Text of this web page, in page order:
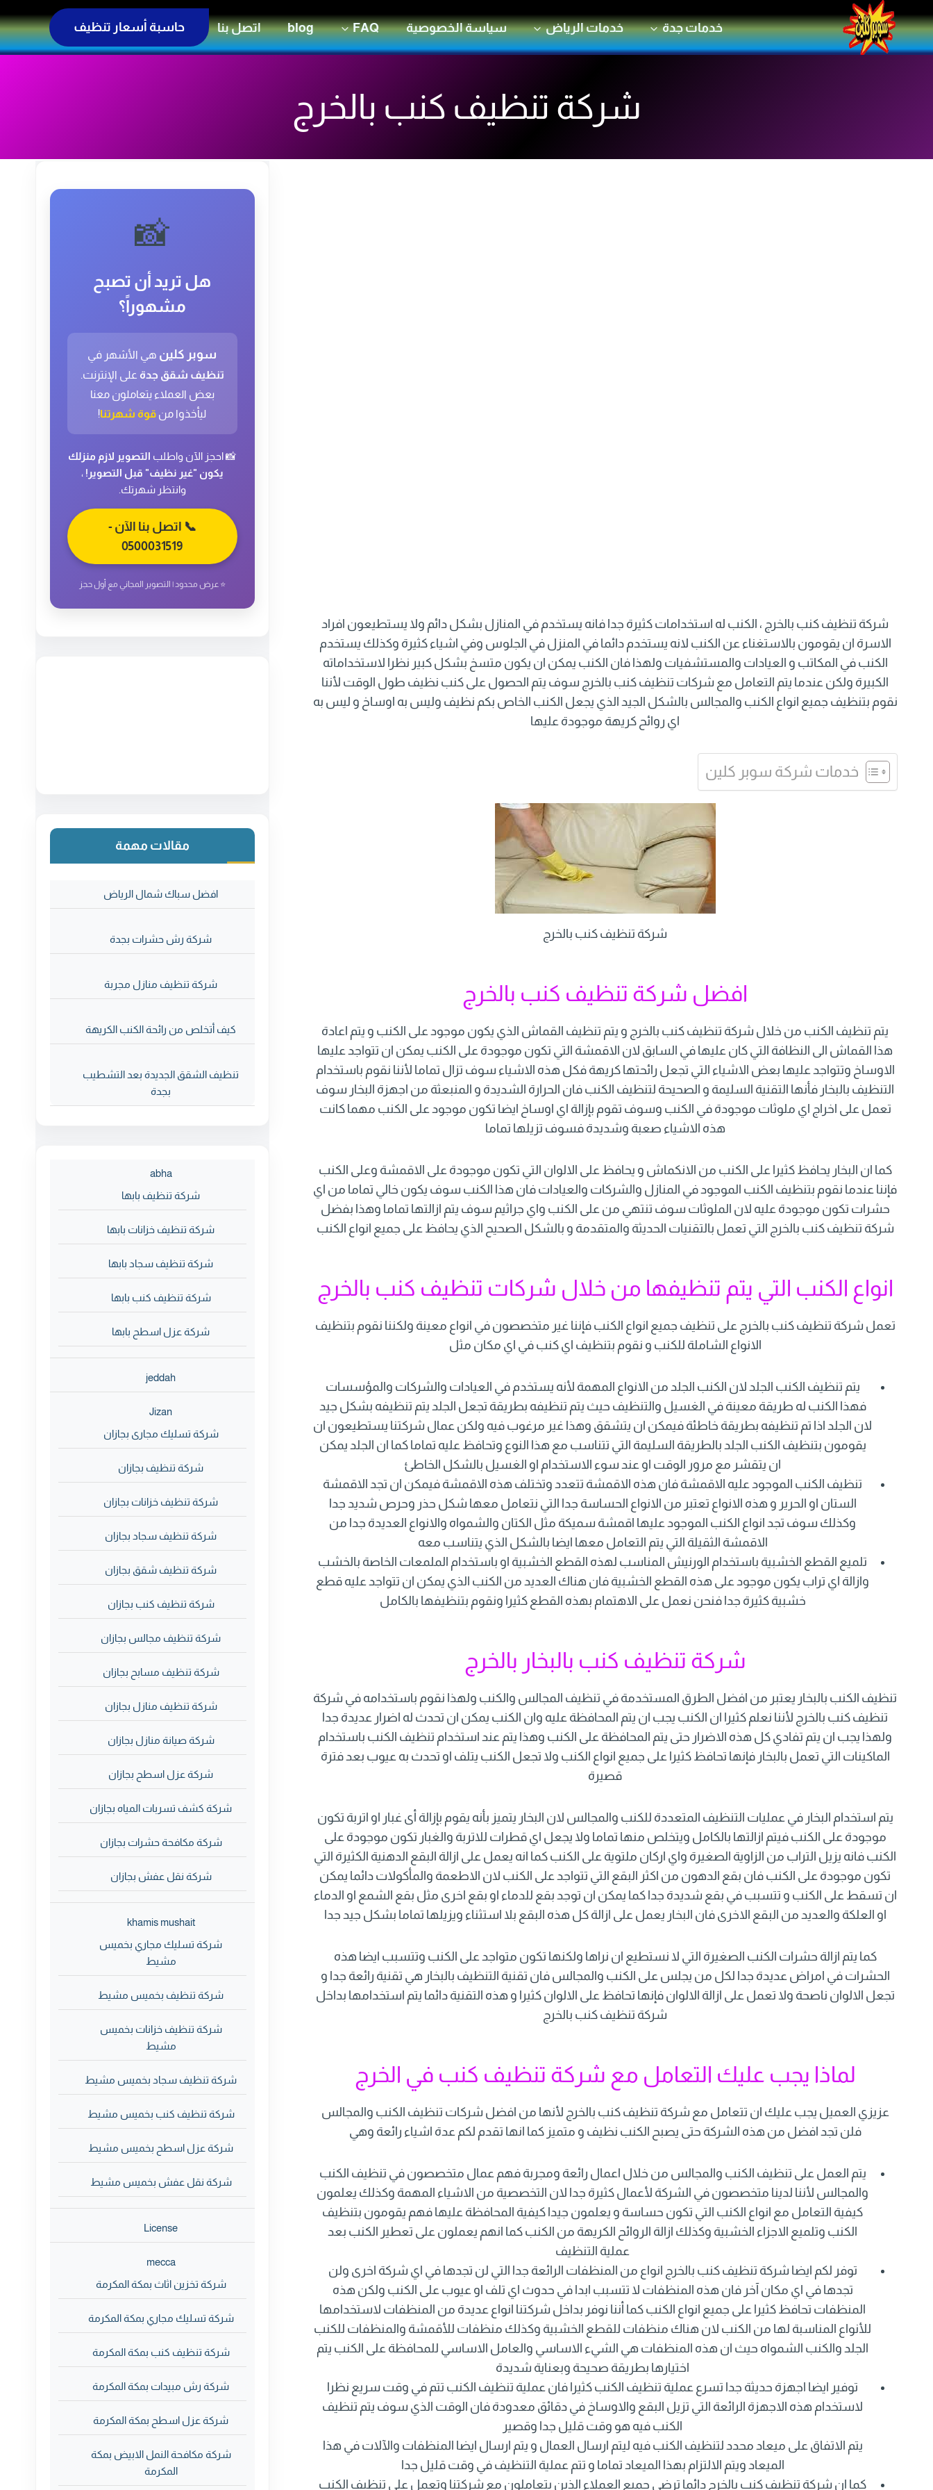
إلى
المحتوى
خدمات جدة خدمات الرياض سياسة الخصوصية FAQ
blog اتصل بنا حاسبة أسعار تنظيف
شركة تنظيف كنب بالخرج
شركة تنظيف كنب بالخرج ، الكنب له استخدامات كثيرة جدا فانه يستخدم في المنازل بشكل دائم ولا يستطيعون افراد
الاسرة ان يقومون بالاستغناء عن الكنب لانه يستخدم دائما في المنزل في الجلوس وفي اشياء كثيرة وكذلك يستخدم
الكنب في المكاتب و العيادات والمستشفيات ولهذا فان الكنب يمكن ان يكون متسخ بشكل كبير نظرا لاستخداماته
الكبيرة ولكن عندما يتم التعامل مع شركات تنظيف كنب بالخرج سوف يتم الحصول على كنب نظيف طول الوقت لأننا
نقوم بتنظيف جميع انواع الكنب والمجالس بالشكل الجيد الذي يجعل الكنب الخاص بكم نظيف وليس به اوساخ و ليس به
اي روائح كريهة موجودة عليها
خدمات شركة سوبر كلين
شركة تنظيف كنب بالخرج
افضل شركة تنظيف كنب بالخرج
يتم تنظيف الكنب من خلال شركة تنظيف كنب بالخرج و يتم تنظيف القماش الذي يكون موجود على الكنب و يتم اعادة
هذا القماش الى النظافة التي كان عليها في السابق لان الاقمشة التي تكون موجودة على الكنب يمكن ان تتواجد عليها
الاوساخ وتتواجد عليها بعض الاشياء التي تجعل رائحتها كريهة فكل هذه الاشياء سوف تزال تماما لأننا نقوم باستخدام
التنظيف بالبخار فأنها التقنية السليمة و الصحيحة لتنظيف الكنب فان الحرارة الشديدة و المنبعثة من اجهزة البخار سوف
تعمل على اخراج اي ملوثات موجودة في الكنب وسوف تقوم بإزالة اي اوساخ ايضا تكون موجود على الكنب مهما كانت
هذه الاشياء صعبة وشديدة فسوف تزيلها تماما
كما ان البخار يحافظ كثيرا على الكنب من الانكماش و يحافظ على الالوان التي تكون موجودة على الاقمشة وعلى الكنب
فإننا عندما نقوم بتنظيف الكنب الموجود في المنازل والشركات والعيادات فان هذا الكنب سوف يكون خالي تماما من اي
حشرات تكون موجودة عليه لان الملوثات سوف تنتهي من على الكنب واي جراثيم سوف يتم ازالتها تماما وهذا بفضل
شركة تنظيف كنب بالخرج التي تعمل بالتقنيات الحديثة والمتقدمة و بالشكل الصحيح الذي يحافظ على جميع انواع الكنب
انواع الكنب التي يتم تنظيفها من خلال شركات تنظيف كنب بالخرج
تعمل شركة تنظيف كنب بالخرج على تنظيف جميع انواع الكنب فإننا غير متخصصون في انواع معينة ولكننا نقوم بتنظيف
الانواع الشاملة للكنب و نقوم بتنظيف اي كنب في اي مكان مثل
يتم تنظيف الكنب الجلد لان الكنب الجلد من الانواع المهمة لأنه يستخدم في العيادات والشركات والمؤسسات
فهذا الكنب له طريقة معينة في الغسيل والتنظيف حيث يتم تنظيفه بطريقة تجعل الجلد يتم تنظيفه بشكل جيد
لان الجلد اذا تم تنظيفه بطريقة خاطئة فيمكن ان يتشقق وهذا غير مرغوب فيه ولكن عمال شركتنا يستطيعون ان
يقومون بتنظيف الكنب الجلد بالطريقة السليمة التي تتناسب مع هذا النوع وتحافظ عليه تماما كما ان الجلد يمكن
ان يتقشر مع مرور الوقت او عند سوء الاستخدام او الغسيل بالشكل الخاطئ
تنظيف الكنب الموجود عليه الاقمشة فان هذه الاقمشة تتعدد وتختلف هذه الاقمشة فيمكن ان تجد الاقمشة
الستان او الحرير و هذه الانواع تعتبر من الانواع الحساسة جدا التي نتعامل معها شكل حذر وحرص شديد جدا
وكذلك سوف تجد انواع الكنب الموجود عليها اقمشة سميكة مثل الكتان والشمواه والانواع العديدة جدا من
الاقمشة الثقيلة التي يتم التعامل معها ايضا بالشكل الذي يتناسب معه
تلميع القطع الخشبية باستخدام الورنيش المناسب لهذه القطع الخشبية او باستخدام الملمعات الخاصة بالخشب
وازالة اي تراب يكون موجود على هذه القطع الخشبية فان هناك العديد من الكنب الذي يمكن ان تتواجد عليه قطع
خشبية كثيرة جدا فنحن نعمل على الاهتمام بهذه القطع كثيرا ونقوم بتنظيفها بالكامل
شركة تنظيف كنب بالبخار بالخرج
تنظيف الكنب بالبخار يعتبر من افضل الطرق المستخدمة في تنظيف المجالس والكنب ولهذا نقوم باستخدامه في شركة
تنظيف كنب بالخرج لأننا نعلم كثيرا ان الكنب يجب ان يتم المحافظة عليه وان الكنب يمكن ان تحدث له اضرار عديدة جدا
ولهذا يجب ان يتم تفادي كل هذه الاضرار حتى يتم المحافظة على الكنب وهذا يتم عند استخدام تنظيف الكنب باستخدام
الماكينات التي تعمل بالبخار فإنها تحافظ كثيرا على جميع انواع الكنب ولا تجعل الكنب يتلف او تحدث به عيوب بعد فترة
قصيرة
يتم استخدام البخار في عمليات التنظيف المتعددة للكنب والمجالس لان البخار يتميز بأنه يقوم بإزالة أى غبار او اتربة تكون
موجودة على الكنب فيتم ازالتها بالكامل ويتخلص منها تماما ولا يجعل اي قطرات للاتربة والغبار تكون موجودة على
الكنب فانه يزيل التراب من الزاوية الصغيرة واي اركان ملتوية على الكنب كما انه يعمل على ازالة البقع الدهنية الكثيرة التي
تكون موجودة على الكنب فان بقع الدهون من اكثر البقع التي تتواجد على الكنب لان الاطعمة والمأكولات دائما يمكن
ان تسقط على الكنب و تتسبب في بقع شديدة جدا كما يمكن ان توجد بقع للدماء او بقع اخرى مثل بقع الشمع او الدماء
او العلكة والعديد من البقع الاخرى فان البخار يعمل على ازالة كل هذه البقع بلا استثناء ويزيلها تماما بشكل جيد جدا
كما يتم ازالة حشرات الكنب الصغيرة التي لا نستطيع ان نراها ولكنها تكون متواجد على الكنب وتتسبب ايضا هذه
الحشرات في امراض عديدة جدا لكل من يجلس على الكنب والمجالس فان تقنية التنظيف بالبخار هي تقنية رائعة جدا و
تجعل الالوان ناصحة ولا تعمل على ازالة الالوان فإنها تحافظ على الالوان كثيرا و هذه التقنية دائما يتم استخدامها بداخل
شركة تنظيف كنب بالخرج
لماذا يجب عليك التعامل مع شركة تنظيف كنب في الخرج
عزيزي العميل يجب عليك ان تتعامل مع شركة تنظيف كنب بالخرج لأنها من افضل شركات تنظيف الكنب والمجالس
فلن تجد افضل من هذه الشركة حتى يصبح الكنب نظيف و متميز كما انها تقدم لكم عدة اشياء رائعة وهي
يتم العمل على تنظيف الكنب والمجالس من خلال اعمال رائعة ومجربة فهم عمال متخصصون في تنظيف الكنب
والمجالس لأننا لدينا متخصصون في الشركة لأعمال كثيرة جدا لان التخصصية من الاشياء المهمة وكذلك يعلمون
كيفية التعامل مع انواع الكنب التي تكون حساسة و يعلمون جيدا كيفية المحافظة عليها فهم يقومون بتنظيف
الكنب وتلميع الاجزاء الخشبية وكذلك ازالة الروائح الكريهة من الكنب كما انهم يعملون على تعطير الكنب بعد
عملية التنظيف
توفر لكم ايضا شركة تنظيف كنب بالخرج انواع من المنظفات الرائعة جدا التي لن تجدها في اي شركة اخرى ولن
تجدها في اي مكان آخر فان هذه المنظفات لا تتسبب ابدا في حدوث اي تلف او عيوب على الكنب ولكن هذه
المنظفات تحافظ كثيرا على جميع انواع الكنب كما أننا نوفر بداخل شركتنا انواع عديدة من المنظفات لاستخدامها
للأنواع المناسبة لها من الكنب لان هناك منظفات للقطع الخشبية وكذلك منظفات للأقمشة والمنظفات للكنب
الجلد والكنب الشمواه حيث ان هذه المنظفات هي الشيء الاساسي والعامل الاساسي للمحافظة على الكنب يتم
اختيارها بطريقة صحيحة وبعناية شديدة
توفير ايضا اجهزة حديثة جدا تسرع عملية تنظيف الكنب كثيرا فان عملية تنظيف الكنب تتم في وقت سريع نظرا
لاستخدام هذه الاجهزة الرائعة التي تزيل البقع والاوساخ في دقائق معدودة فان الوقت الذي سوف يتم تنظيف
الكنب فيه هو وقت قليل جدا وقصير
يتم الاتفاق على ميعاد محدد لتنظيف الكنب فيه ليتم ارسال العمال و يتم ارسال ايضا المنظفات والآلات في هذا
الميعاد ويتم الالتزام بهذا الميعاد تماما و تتم عملية التنظيف في وقت قليل جدا
كما ان شركة تنظيف كنب بالخرج دائما ترضى جميع العملاء الذين يتعاملون مع شركتنا وتعمل على تنظيف الكنب
📸
هل تريد أن تصبح
مشهوراً؟
سوبر كلين هي الأشهر في
تنظيف شقق جدة على الإنترنت.
بعض العملاء يتعاملون معنا
ليأخذوا من قوة شهرتنا!
📸 احجز الآن واطلب التصوير لازم منزلك
يكون "غير نظيف" قبل التصوير! ،
وانتظر شهرتك.
📞 اتصل بنا الآن -
0500031519
⭐ عرض محدود | التصوير المجاني مع أول حجز
مقالات مهمة
افضل سباك شمال الرياض
شركة رش حشرات بجدة
شركة تنظيف منازل مجربة
كيف أتخلص من رائحة الكنب الكريهة
تنظيف الشقق الجديدة بعد التشطيب
بجدة
abha
شركة تنظيف بابها
شركة تنظيف خزانات بابها
شركة تنظيف سجاد بابها
شركة تنظيف كنب بابها
شركة عزل اسطح بابها
jeddah
Jizan
شركة تسليك مجارى بجازان
شركة تنظيف بجازان
شركة تنظيف خزانات بجازان
شركة تنظيف سجاد بجازان
شركة تنظيف شقق بجازان
شركة تنظيف كنب بجازان
شركة تنظيف مجالس بجازان
شركة تنظيف مسابح بجازان
شركة تنظيف منازل بجازان
شركة صيانة منازل بجازان
شركة عزل اسطح بجازان
شركة كشف تسربات المياه بجازان
شركة مكافحة حشرات بجازان
شركة نقل عفش بجازان
khamis mushait
شركة تسليك مجاري بخميس
مشيط
شركة تنظيف بخميس مشيط
شركة تنظيف خزانات بخميس
مشيط
شركة تنظيف سجاد بخميس مشيط
شركة تنظيف كنب بخميس مشيط
شركة عزل اسطح بخميس مشيط
شركة نقل عفش بخميس مشيط
License
mecca
شركة تخزين اثاث بمكة المكرمة
شركة تسليك مجاري بمكة المكرمة
شركة تنظيف كنب بمكة المكرمة
شركة رش مبيدات بمكة المكرمة
شركة عزل اسطح بمكة المكرمة
شركة مكافحة النمل الابيض بمكة
المكرمة